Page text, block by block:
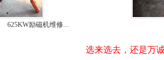
625KW励磁机维修...
选来选去，还是万